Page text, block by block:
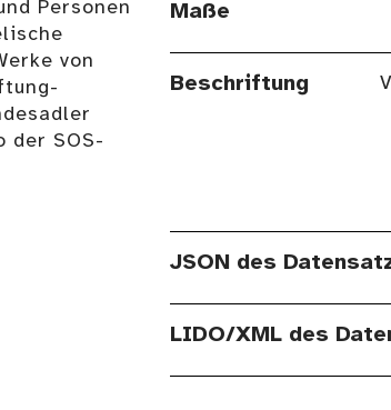
Personen
von
der SOS-
Maße
Beschriftung
JSON des
LIDO/XML des